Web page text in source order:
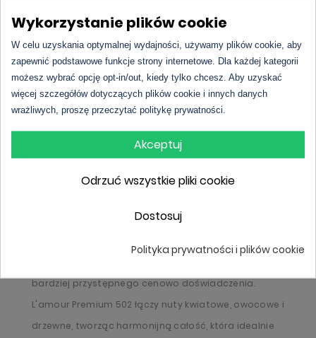
DO KOSZYKA
Opis
to wyjątkowyzapach inspirowany
bardziej przystępnego cenowo doświadczenia.
L'amour Premium 502 łączy nuty kwiatowe, owocowe i
drzewne, tworząc harmonijną całość, która idealnie
Wykorzystanie plików cookie
W celu uzyskania optymalnej wydajności, używamy plików cookie, aby
zapewnić podstawowe funkcje strony internetowe. Dla każdej kategorii
możesz wybrać opcję opt-in/out, kiedy tylko chcesz. Aby uzyskać
więcej szczegółów dotyczących plików cookie i innych danych
wrażliwych, proszę przeczytać politykę prywatności.
Akceptuj
Odrzuć wszystkie pliki cookie
Dostosuj
Polityka prywatności i plików cookie